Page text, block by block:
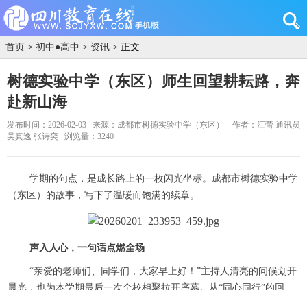
首页 > 初中●高中 > 资讯 > 正文
树德实验中学（东区）师生回望耕耘路，奔
赴新山海
发布时间：2026-02-03 来源：成都市树德实验中学（东区）
作者：江蕾 通讯员
吴真逸 张诗奕
浏览量：3240
学期的句点，是成长路上的一枚闪光坐标。成都市树德实验中学
（东区）的故事，写下了温暖而饱满的续章。
声入人心，一句话点燃全场
“亲爱的老师们、同学们，大家早上好！”主持人清亮的问候划开
晨光，也为本学期最后一次全校相聚拉开序幕。从“同心同行”的回